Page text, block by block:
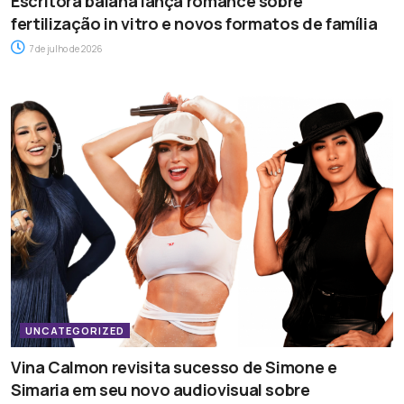
fertilização in vitro e novos formatos de família
7 de julho de 2026
UNCATEGORIZED
Vina Calmon revisita sucesso de Simone e
Simaria em seu novo audiovisual sobre